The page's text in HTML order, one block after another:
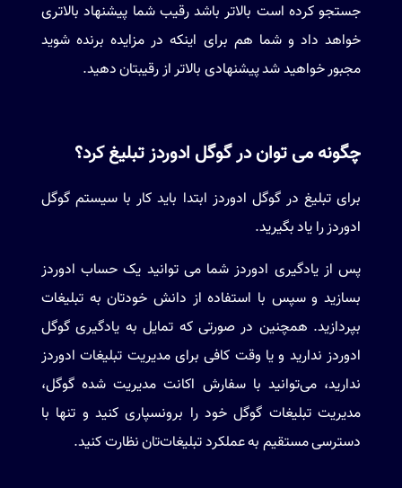
جستجو کرده است بالاتر باشد رقیب شما پیشنهاد بالاتری
خواهد داد و شما هم برای اینکه در مزایده برنده شوید
مجبور خواهید شد پیشنهادی بالاتر از رقیبتان دهید.
چگونه می توان در گوگل ادوردز تبلیغ کرد؟
برای تبلیغ در گوگل ادوردز ابتدا باید کار با سیستم گوگل
ادوردز را یاد بگیرید.
پس از یادگیری ادوردز شما می توانید یک حساب ادوردز
بسازید و سپس با استفاده از دانش خودتان به تبلیغات
بپردازید. همچنین در صورتی که تمایل به یادگیری گوگل
ادوردز ندارید و یا وقت کافی برای مدیریت تبلیغات ادوردز
ندارید، می‌توانید با سفارش اکانت مدیریت شده گوگل،
مدیریت تبلیغات گوگل خود را برونسپاری کنید و تنها با
دسترسی مستقیم به عملکرد تبلیغات‌تان نظارت کنید.